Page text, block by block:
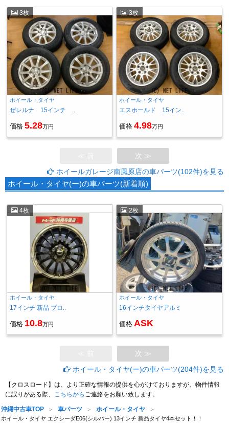
3枚
ホイール・タイヤ
ぜレルナ 15インチ ..
価格 5.28万円
3枚
ホイール・タイヤ
エスホールド 15イン..
価格 4.98万円
次 ≫
ホイールガレージ南風原店の車パーツ(102件)を見る
ホイール・タイヤ(ー)の車パーツ(新着順)
4枚
ホイール・タイヤ
17インチ 新品 ブロ..
価格 10.8万円
2枚
ホイール・タイヤ
16インチタイヤアルミ
価格 ASK
次 ≫
ホイール・タイヤ(ー)の車パーツ(204件)を見る
【クロスロード】は、より正確な情報の提供を心がけておりますが、物件情報
に誤りがある際、 こちらから ご連絡をお願い致します。
沖縄中古車TOP 車パーツ ホイール・タイヤ
ホイール・タイヤ エクシーダE06(シルバー) 13インチ 新品タイヤ4本セット！！